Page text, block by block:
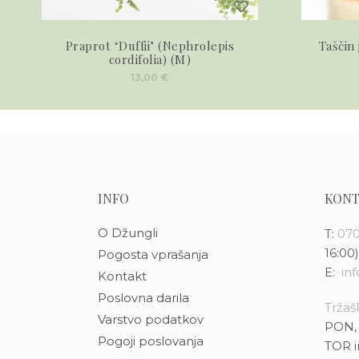
Praprot ‘Duffii’ (Nephrolepis
cordifolia) (M)
13,00 €
Taščin
INFO
O Džungli
Pogosta vprašanja
Kontakt
Poslovna darila
Varstvo podatkov
Pogoji poslovanja
T:
16:00)
E:
PON,
TOR